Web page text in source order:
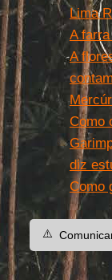
Lima
A farra
A
Como
diz
Como
⚠️